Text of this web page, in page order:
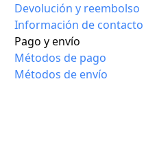
Devolución y reembolso
Información de contacto
Pago y envío
Métodos de pago
Métodos de envío